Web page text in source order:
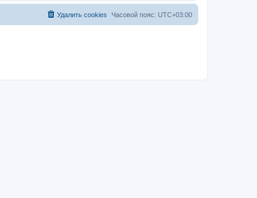
Часовой пояс: UTC+03:00
Удалить cookies